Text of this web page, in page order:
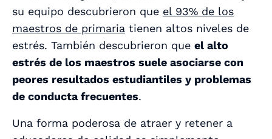
su equipo descubrieron que el 93% de los
maestros de primaria tienen altos niveles de
estrés. También descubrieron que el alto
estrés de los maestros suele asociarse con
peores resultados estudiantiles y problemas
de conducta frecuentes.
Una forma poderosa de atraer y retener a